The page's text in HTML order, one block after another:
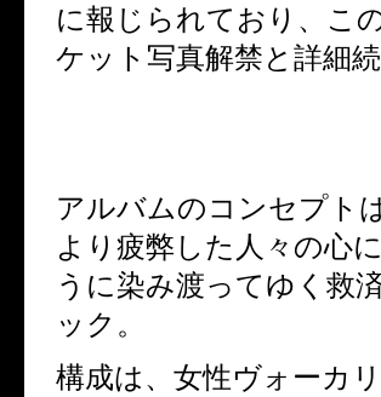
に報じられており、こ
ケット写真解禁と詳細続
アルバムのコンセプト
より疲弊した人々の心
うに染み渡ってゆく救
ック。
構成は、女性ヴォーカ